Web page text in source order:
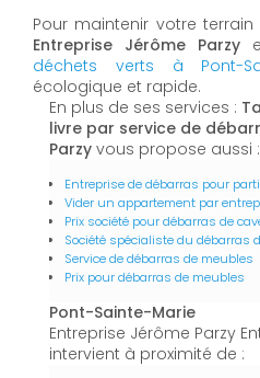
Pour maintenir votre
Entreprise Jérôme Parzy
déchets verts à Pont-
écologique et rapide.
En plus de ses services :
livre par service de
Parzy vous propose aussi :
Entreprise de débarras pour
Vider un appartement par
Prix société pour débarras de
Société spécialiste du débarras
Service de débarras de meubles
Prix pour débarras de meubles
Pont-Sainte-Marie
Entreprise Jérôme Parzy
intervient à proximité de :